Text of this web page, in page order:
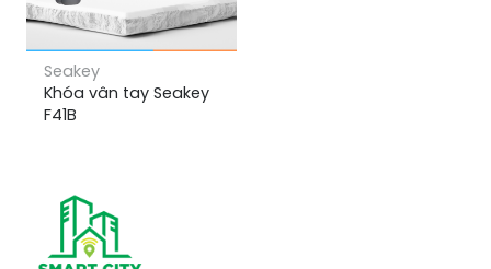
Seakey
Khóa vân tay Seakey
F41B